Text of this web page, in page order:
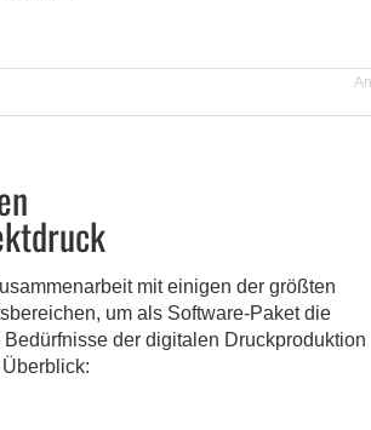
mit einigen der größten
um als Software-Paket die
der digitalen Druckproduktion